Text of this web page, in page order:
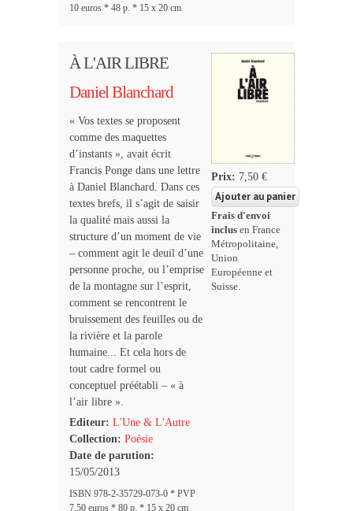
10 euros * 48 p. * 15 x 20 cm
À L'AIR LIBRE
Daniel Blanchard
« Vos textes se proposent
comme des maquettes
d’instants », avait écrit
Francis Ponge dans une lettre
à Daniel Blanchard. Dans ces
textes brefs, il s’agit de saisir
la qualité mais aussi la
structure d’un moment de vie
– comment agit le deuil d’une
personne proche, ou l’emprise
de la montagne sur l’esprit,
comment se rencontrent le
bruissement des feuilles ou de
la rivière et la parole
humaine... Et cela hors de
tout cadre formel ou
conceptuel préétabli – « à
l’air libre ».
Editeur: L'Une & L'Autre
Collection: Poésie
Date de parution:
15/05/2013
ISBN 978-2-35729-073-0 * PVP
7,50 euros * 80 p. * 15 x 20 cm
Prix: 7,50 €
Frais d'envoi
inclus en France
Métropolitaine,
Union
Européenne et
Suisse.